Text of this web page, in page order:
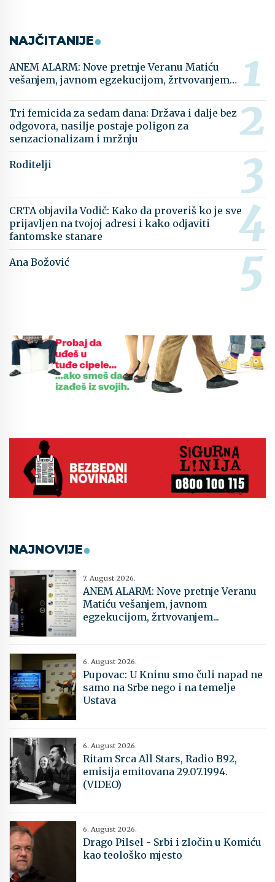
NAJČITANIJE
ANEM ALARM: Nove pretnje Veranu Matiću
vešanjem, javnom egzekucijom, žrtvovanjem…
Tri femicida za sedam dana: Država i dalje bez
odgovora, nasilje postaje poligon za
senzacionalizam i mržnju
Roditelji
CRTA objavila Vodič: Kako da proveriš ko je sve
prijavljen na tvojoj adresi i kako odjaviti
fantomske stanare
Ana Božović
NAJNOVIJE
7. August 2026.
ANEM ALARM: Nove pretnje Veranu
Matiću vešanjem, javnom
egzekucijom, žrtvovanjem...
6. August 2026.
Pupovac: U Kninu smo čuli napad ne
samo na Srbe nego i na temelje
Ustava
6. August 2026.
Ritam Srca All Stars, Radio B92,
emisija emitovana 29.07.1994.
(VIDEO)
6. August 2026.
Drago Pilsel - Srbi i zločin u Komiću
kao teološko mjesto